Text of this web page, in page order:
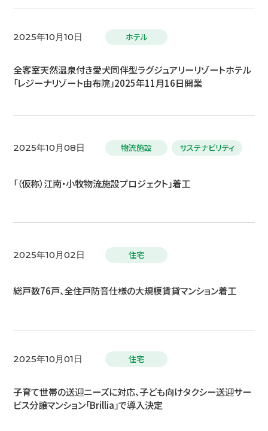
2025年10月10日 ホテル
全客室天然温泉付き愛犬同伴型ラグジュアリーリゾートホテル
「レジーナリゾート由布院」2025年11月16日開業
2025年10月08日 物流施設 サステナビリティ
「（仮称）江南・小牧物流施設プロジェクト」着工
2025年10月02日 住宅
総戸数76戸、全住戸防音仕様の大規模賃貸マンション着工
2025年10月01日 住宅
子育て世帯の送迎ニーズに対応、子ども向けタクシー送迎サー
ビス分譲マンション「Brillia」で導入決定